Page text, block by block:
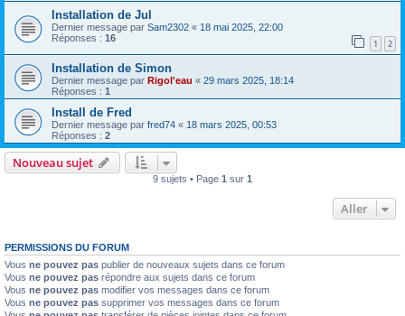
Installation de Jul
Dernier message par Sam2302 « 18 mai 2025, 22:00
Réponses : 16 1 2
Installation de Simon
Dernier message par Rigol'eau « 29 mars 2025, 18:14
Réponses : 1
Install de Fred
Dernier message par fred74 « 18 mars 2025, 00:53
Réponses : 2
Nouveau sujet
9 sujets • Page 1 sur 1
Aller
PERMISSIONS DU FORUM
Vous ne pouvez pas publier de nouveaux sujets dans ce forum
Vous ne pouvez pas répondre aux sujets dans ce forum
Vous ne pouvez pas modifier vos messages dans ce forum
Vous ne pouvez pas supprimer vos messages dans ce forum